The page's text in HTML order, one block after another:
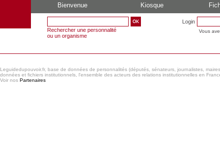
Bienvenue Kiosque
Rechercher une personnalité
ou un organisme
Login
Vous
Leguidedupouvoir.fr, base de données de personnalités (députés, sénateurs, journalistes,
données et fichiers institutionnels, l'ensemble des acteurs des relations institutionnelles en
Voir nos Partenaires